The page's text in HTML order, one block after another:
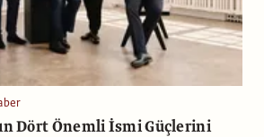
Dört Önemli İsmi Güçlerini